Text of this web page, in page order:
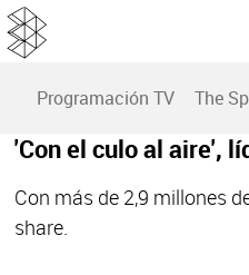
Programación TV The
'Con el culo al aire',
Con más de 2,9 millones
share.